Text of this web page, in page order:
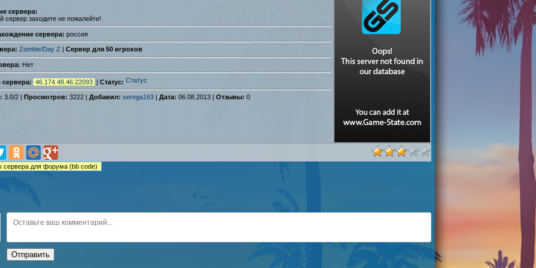
сервера:
сервер заходите не пожалейте!
сервера: россия
Zombie/Day Z Сервер для 50 игроков
Нет
сервера: 46.174.48.46:22093 | Статус:
3.0/2 Просмотров: 3222 | Добавил: serega163 Дата: 06.08.2013 | Отзывы: 0
Отправить